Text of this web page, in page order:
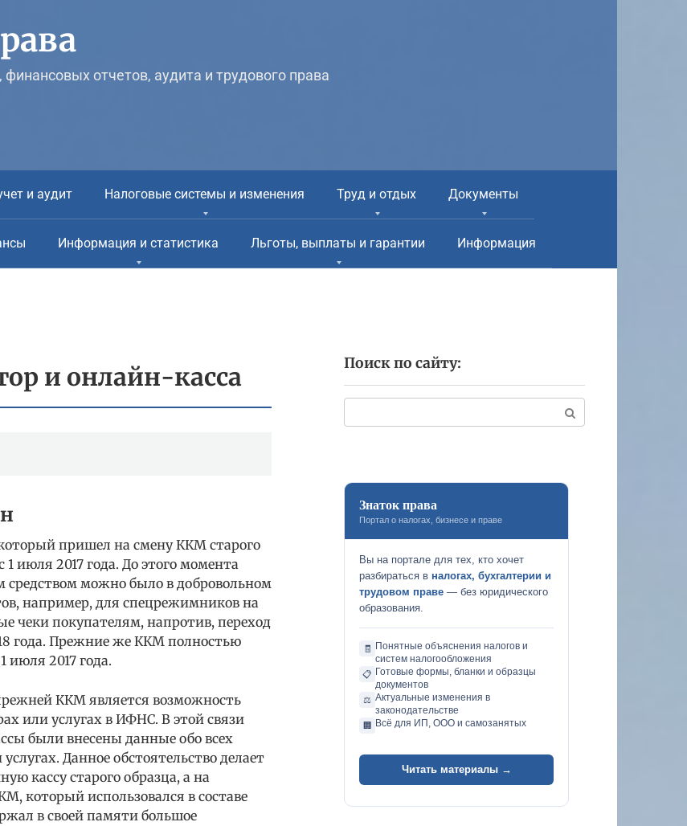
отчетов, аудита и трудового права
и аудит Налоговые системы и изменения Труд и отдых Документы
Информация и статистика Льготы, выплаты и гарантии Информация
и онлайн-касса
пришел на смену ККМ старого
июля 2017 года. До этого момента
средством можно было в добровольном
например, для спецрежимников на
чеки покупателям, напротив, переход
года. Прежние же ККМ полностью
июля 2017 года.
ККМ является возможность
или услугах в ИФНС. В этой связи
были внесены данные обо всех
Данное обстоятельство делает
кассу старого образца, а на
который использовался в составе
в своей памяти большое
Поиск по сайту:
Знаток права
Портал о налогах, бизнесе и праве
Вы на портале для тех, кто хочет
разбираться в налогах, бухгалтерии и
трудовом праве — без юридического
образования.
🧾
Понятные объяснения налогов и
систем налогообложения
📋 Готовые формы, бланки и образцы
документов
⚖️ Актуальные изменения в
законодательстве
🏢 Всё для ИП, ООО и самозанятых
Читать материалы →